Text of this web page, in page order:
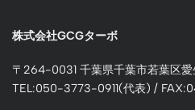
株式会社GCGターボ
〒264-0031 千葉県千葉市若葉区
TEL:050-3773-0911(代表) /